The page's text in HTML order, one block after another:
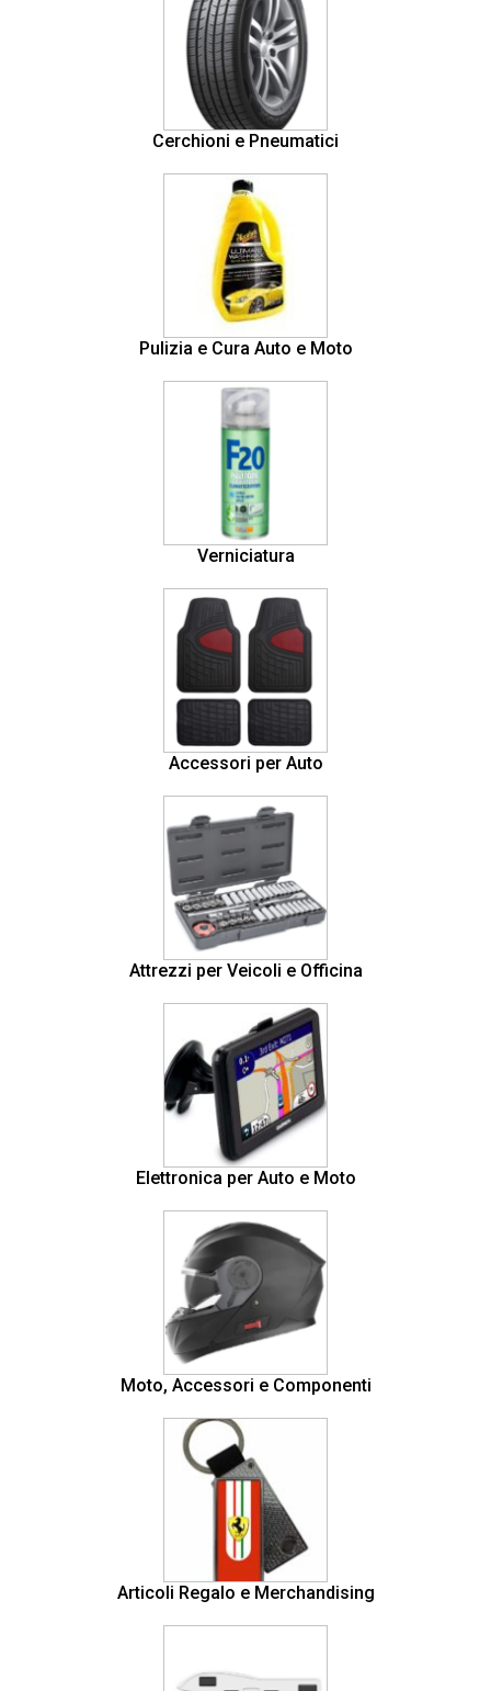
Cerchioni e Pneumatici
Pulizia e Cura Auto e Moto
Verniciatura
Accessori per Auto
Attrezzi per Veicoli e Officina
Elettronica per Auto e Moto
Moto, Accessori e Componenti
Articoli Regalo e Merchandising